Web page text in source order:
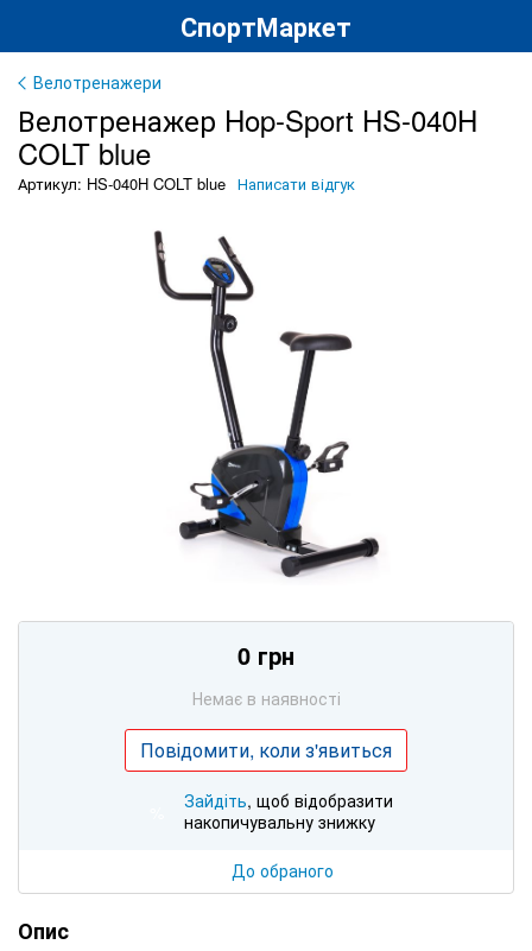
СпортМаркет
Велотренажери
Велотренажер Hop-Sport HS-040H
COLT blue
Артикул: HS-040H COLT blue Написати відгук
0 грн
Немає в наявності
Повідомити, коли з'явиться
Зайдіть, щоб відобразити
накопичувальну знижку
До обраного
Опис